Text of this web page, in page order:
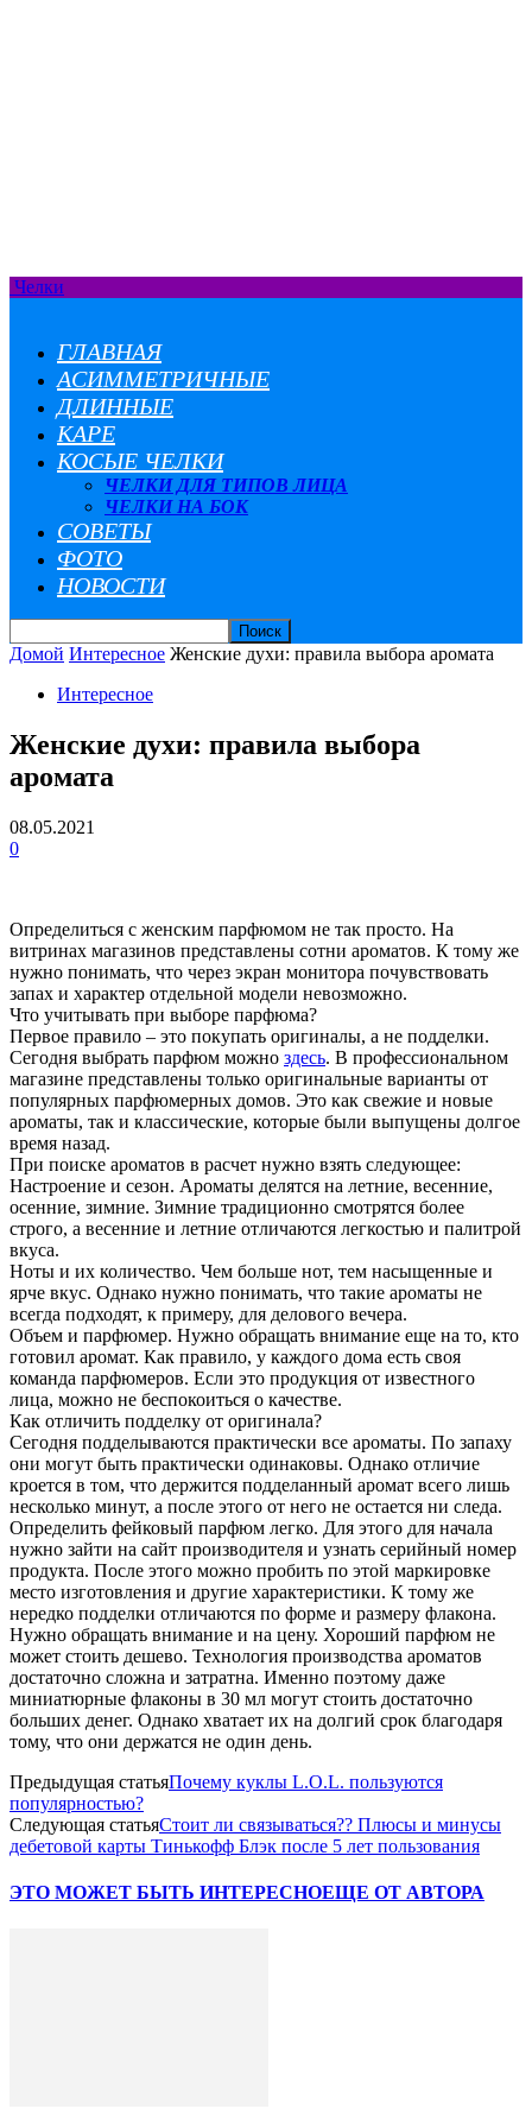
Челки
ГЛАВНАЯ
АСИММЕТРИЧНЫЕ
ДЛИННЫЕ
КАРЕ
КОСЫЕ ЧЕЛКИ
ЧЕЛКИ ДЛЯ ТИПОВ ЛИЦА
ЧЕЛКИ НА БОК
СОВЕТЫ
ФОТО
НОВОСТИ
Домой Интересное Женские духи: правила выбора аромата
Интересное
Женские духи: правила выбора
аромата
08.05.2021
0
Определиться c женским парфюмом не так просто. На
витринах магазинов представлены сотни ароматов. К тому же
нужно понимать, что через экран монитора почувствовать
запах и характер отдельной модели невозможно.
Что учитывать при выборе парфюма?
Первое правило – это покупать оригиналы, а не подделки.
Сегодня выбрать парфюм можно здесь. В профессиональном
магазине представлены только оригинальные варианты от
популярных парфюмерных домов. Это как свежие и новые
ароматы, так и классические, которые были выпущены долгое
время назад.
При поиске ароматов в расчет нужно взять следующее:
Настроение и сезон. Ароматы делятся на летние, весенние,
осенние, зимние. Зимние традиционно смотрятся более
строго, а весенние и летние отличаются легкостью и палитрой
вкуса.
Ноты и их количество. Чем больше нот, тем насыщенные и
ярче вкус. Однако нужно понимать, что такие ароматы не
всегда подходят, к примеру, для делового вечера.
Объем и парфюмер. Нужно обращать внимание еще на то, кто
готовил аромат. Как правило, у каждого дома есть своя
команда парфюмеров. Если это продукция от известного
лица, можно не беспокоиться о качестве.
Как отличить подделку от оригинала?
Сегодня подделываются практически все ароматы. По запаху
они могут быть практически одинаковы. Однако отличие
кроется в том, что держится подделанный аромат всего лишь
несколько минут, а после этого от него не остается ни следа.
Определить фейковый парфюм легко. Для этого для начала
нужно зайти на сайт производителя и узнать серийный номер
продукта. После этого можно пробить по этой маркировке
место изготовления и другие характеристики. К тому же
нередко подделки отличаются по форме и размеру флакона.
Нужно обращать внимание и на цену. Хороший парфюм не
может стоить дешево. Технология производства ароматов
достаточно сложна и затратна. Именно поэтому даже
миниатюрные флаконы в 30 мл могут стоить достаточно
больших денег. Однако хватает их на долгий срок благодаря
тому, что они держатся не один день.
Предыдущая статьяПочему куклы L.O.L. пользуются
популярностью?
Следующая статьяСтоит ли связываться?? Плюсы и минусы
дебетовой карты Тинькофф Блэк после 5 лет пользования
ЭТО МОЖЕТ БЫТЬ ИНТЕРЕСНОЕЩЕ ОТ АВТОРА